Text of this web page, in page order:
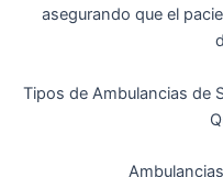
asegurando que el
Tipos de Ambulancias de